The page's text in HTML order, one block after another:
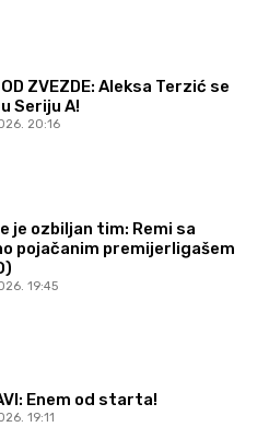
OD ZVEZDE: Aleksa Terzić se
Seriju A!
20:16
je ozbiljan tim: Remi sa
pojačanim premijerligašem
19:45
Enem od starta!
19:11